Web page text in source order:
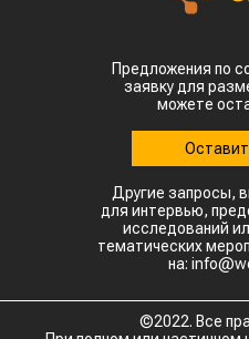
Предложения по
заявку для
можете
Другие запросы,
для интервью,
исследований
тематических
на:
©2022. Все